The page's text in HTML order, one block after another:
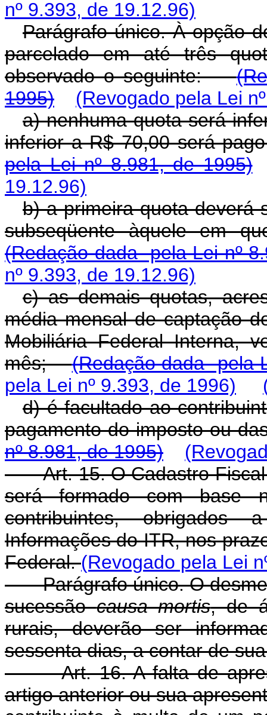
nº 9.393, de 19.12.96)
Parágrafo único. À opção
parcelado em até três
observado o seguinte:
1995)
(Revogado pela Lei
a) nenhuma quota será
inferior a R$ 70,00 será
pela Lei nº 8.981, de 1995)
19.12.96)
b) a primeira quota deverá
subseqüente àquele em
(Redação dada pela Lei nº
nº 9.393, de 19.12.96)
c) as demais quotas,
média mensal de captação
Mobiliária Federal Interna,
mês;(Redação dada pela
pela Lei nº 9.393, de 1996)
d) é facultado ao
pagamento do imposto ou
nº 8.981, de 1995)
Art. 15. O Cadastro Fiscal
será formado com base
contribuintes,
Informações do ITR, nos
Federal.(Revogado pela Lei
Parágrafo único. O
sucessãocausa mortis, de
rurais, deverão ser
sessenta dias, a contar de
Art. 16. A falta de
artigo anterior ou sua